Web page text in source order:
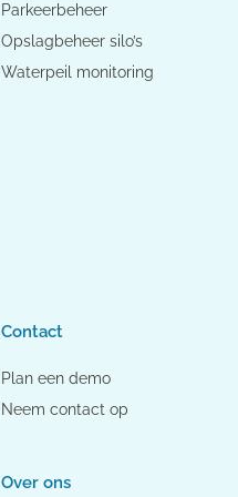
Parkeerbeheer
Opslagbeheer silo’s
Waterpeil monitoring
Contact
Plan een demo
Neem contact op
Over ons